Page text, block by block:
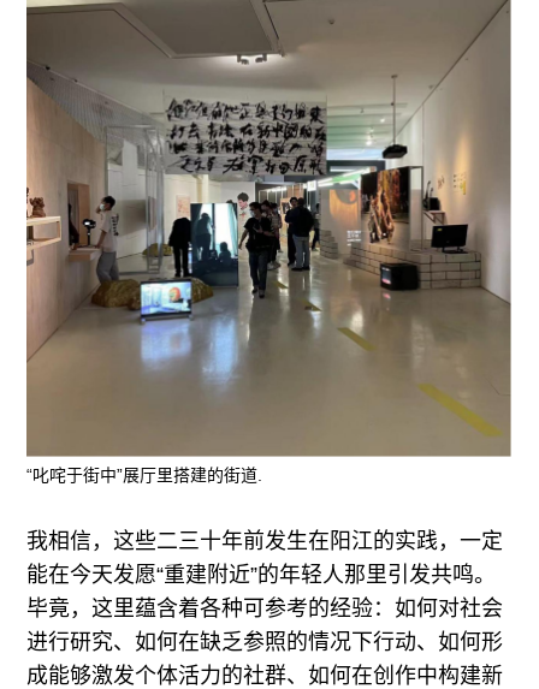
“叱咤于街中”展厅里搭建的街道.
我相信，这些二三十年前发生在阳江的实践，一定
能在今天发愿“重建附近”的年轻人那里引发共鸣。
毕竟，这里蕴含着各种可参考的经验：如何对社会
进行研究、如何在缺乏参照的情况下行动、如何形
成能够激发个体活力的社群、如何在创作中构建新